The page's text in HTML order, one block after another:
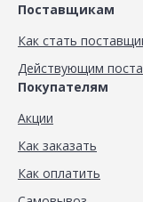
Поставщикам
Как стать
Действующим
Покупателям
Акции
Как заказать
Как оплатить